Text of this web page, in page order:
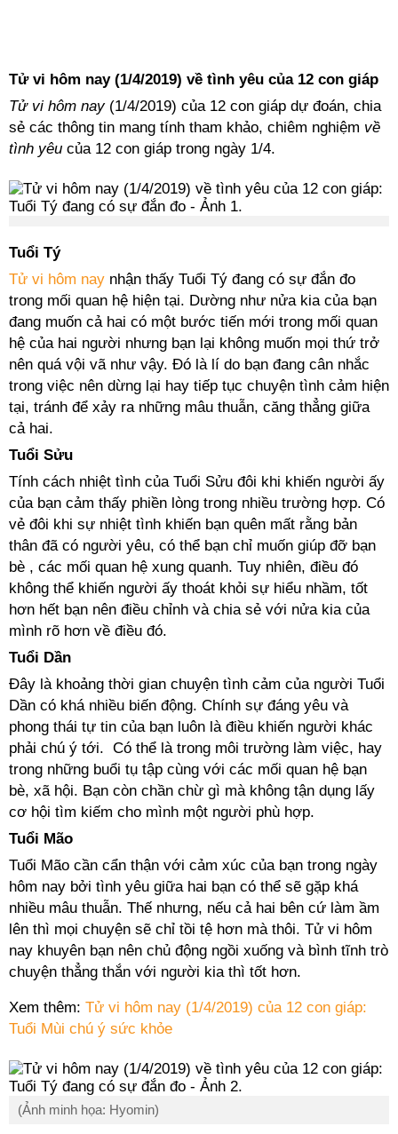
Tử vi hôm nay (1/4/2019) về tình yêu của 12 con giáp
Tử vi hôm nay(1/4/2019) của 12 con giáp dự đoán, chia
sẻ các thông tin mang tính tham khảo, chiêm nghiệm về
tình yêu của 12 con giáp trong ngày 1/4.
Tuổi Tý
Tử vi hôm nay nhận thấy Tuổi Tý đang có sự đắn đo
trong mối quan hệ hiện tại. Dường như nửa kia của bạn
đang muốn cả hai có một bước tiến mới trong mối quan
hệ của hai người nhưng bạn lại không muốn mọi thứ trở
nên quá vội vã như vậy. Đó là lí do bạn đang cân nhắc
trong việc nên dừng lại hay tiếp tục chuyện tình cảm hiện
tại, tránh để xảy ra những mâu thuẫn, căng thẳng giữa
cả hai.
Tuổi Sửu
Tính cách nhiệt tình của Tuổi Sửu đôi khi khiến người ấy
của bạn cảm thấy phiền lòng trong nhiều trường hợp. Có
vẻ đôi khi sự nhiệt tình khiến bạn quên mất rằng bản
thân đã có người yêu, có thể bạn chỉ muốn giúp đỡ bạn
bè , các mối quan hệ xung quanh. Tuy nhiên, điều đó
không thể khiến người ấy thoát khỏi sự hiểu nhầm, tốt
hơn hết bạn nên điều chỉnh và chia sẻ với nửa kia của
mình rõ hơn về điều đó.
Tuổi Dần
Đây là khoảng thời gian chuyện tình cảm của người Tuổi
Dần có khá nhiều biến động. Chính sự đáng yêu và
phong thái tự tin của bạn luôn là điều khiến người khác
phải chú ý tới. Có thể là trong môi trường làm việc, hay
trong những buổi tụ tập cùng với các mối quan hệ bạn
bè, xã hội. Bạn còn chần chừ gì mà không tận dụng lấy
cơ hội tìm kiếm cho mình một người phù hợp.
Tuổi Mão
Tuổi Mão cần cẩn thận với cảm xúc của bạn trong ngày
hôm nay bởi tình yêu giữa hai bạn có thể sẽ gặp khá
nhiều mâu thuẫn. Thế nhưng, nếu cả hai bên cứ làm ầm
lên thì mọi chuyện sẽ chỉ tồi tệ hơn mà thôi. Tử vi hôm
nay khuyên bạn nên chủ động ngồi xuống và bình tĩnh trò
chuyện thẳng thắn với người kia thì tốt hơn.
Xem thêm: Tử vi hôm nay (1/4/2019) của 12 con giáp:
Tuổi Mùi chú ý sức khỏe
(Ảnh minh họa: Hyomin)